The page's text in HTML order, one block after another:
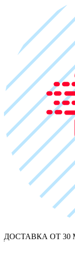
ДОСТАВКА ОТ